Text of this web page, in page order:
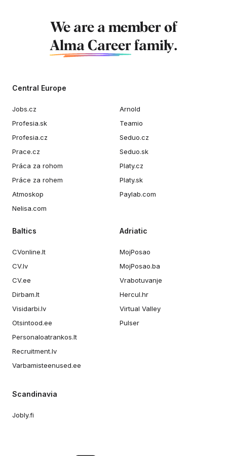
We are a member of
Alma Career family.
Central Europe
Jobs.cz
Profesia.sk
Profesia.cz
Prace.cz
Práca za rohom
Práce za rohem
Atmoskop
Nelisa.com
Arnold
Teamio
Seduo.cz
Seduo.sk
Platy.cz
Platy.sk
Paylab.com
Baltics
CVonline.lt
CV.lv
CV.ee
Dirbam.lt
Visidarbi.lv
Otsintood.ee
Personaloatrankos.lt
Recruitment.lv
Varbamisteenused.ee
Adriatic
MojPosao
MojPosao.ba
Vrabotuvanje
Hercul.hr
Virtual Valley
Pulser
Scandinavia
Jobly.fi